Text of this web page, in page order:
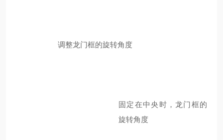
调整龙门框的旋转角度
固定在中央时，龙门框的
旋转角度